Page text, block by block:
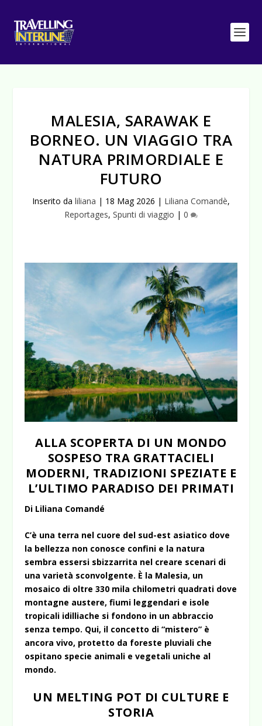
MALESIA, SARAWAK E
BORNEO. UN VIAGGIO TRA
NATURA PRIMORDIALE E
FUTURO
Inserito da liliana | 18 Mag 2026 | Liliana Comandè,
Reportages, Spunti di viaggio | 0
ALLA SCOPERTA DI UN MONDO
SOSPESO TRA GRATTACIELI
MODERNI, TRADIZIONI SPEZIATE E
L’ULTIMO PARADISO DEI PRIMATI
Di Liliana Comandé
C’è una terra nel cuore del sud-est asiatico dove
la bellezza non conosce confini e la natura
sembra essersi sbizzarrita nel creare scenari di
una varietà sconvolgente. È la Malesia, un
mosaico di oltre 330 mila chilometri quadrati dove
montagne austere, fiumi leggendari e isole
tropicali idilliache si fondono in un abbraccio
senza tempo. Qui, il concetto di “mistero” è
ancora vivo, protetto da foreste pluviali che
ospitano specie animali e vegetali uniche al
mondo.
UN MELTING POT DI CULTURE E
STORIA